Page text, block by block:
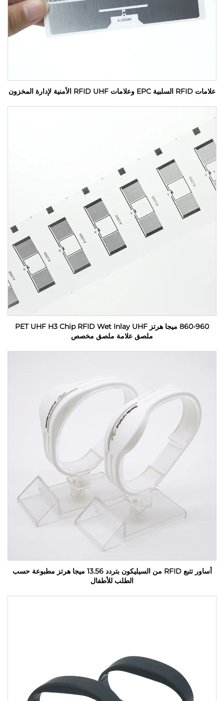
علامات RFID السلبية EPC وعلامات RFID UHF الأمنية لإدارة المخزون
860-960 ميجا هرتز PET UHF H3 Chip RFID Wet Inlay UHF
ملصق علامة ملصق مخصص
أساور تتبع RFID من السيليكون بتردد 13.56 ميجا هرتز مطبوعة حسب
الطلب للأطفال